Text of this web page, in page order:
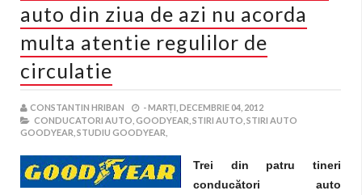
auto din ziua de azi nu acorda
multa atentie regulilor de
circulatie
CONSTANTIN HRIBAN -MARȚI, DECEMBRIE 04, 2012
CONDUCATORI AUTO, GOODYEAR, STIRI AUTO, STIRI AUTO
GOODYEAR, STUDIU GOODYEAR,
Trei din patru tineri
conducători auto